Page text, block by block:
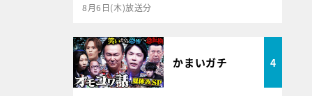
8月6日(木)放送分
かまいガチ 4